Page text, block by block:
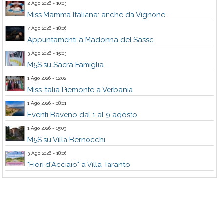
2 Ago 2026 - 10:03
Miss Mamma Italiana: anche da Vignone
7 Ago 2026 - 18:06
Appuntamenti a Madonna del Sasso
3 Ago 2026 - 15:03
M5S su Sacra Famiglia
1 Ago 2026 - 12:02
Miss Italia Piemonte a Verbania
1 Ago 2026 - 08:01
Eventi Baveno dal 1 al 9 agosto
1 Ago 2026 - 15:03
M5S su Villa Bernocchi
3 Ago 2026 - 18:06
"Fiori d'Acciaio" a Villa Taranto